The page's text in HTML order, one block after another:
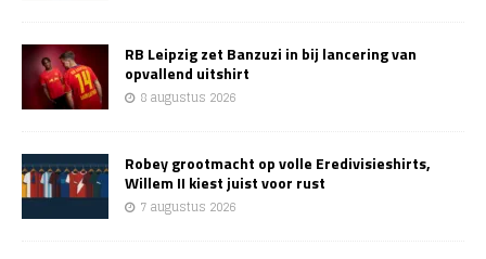
RB Leipzig zet Banzuzi in bij lancering van
opvallend uitshirt
8 augustus 2026
Robey grootmacht op volle Eredivisieshirts,
Willem II kiest juist voor rust
7 augustus 2026